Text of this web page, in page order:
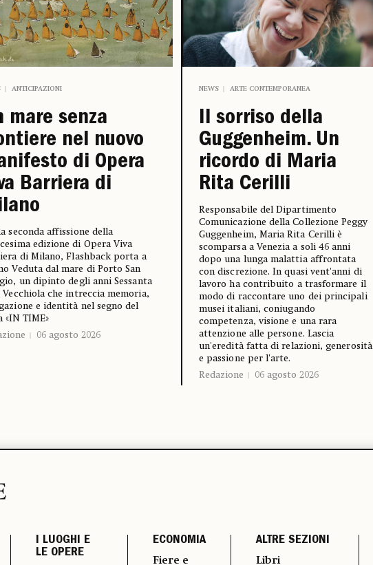
ANTICIPAZIONI
mare senza
nel nuovo
di Opera
Barriera di
seconda affissione della
edizione di Opera Viva
di Milano, Flashback porta a
Veduta dal mare di Porto San
un dipinto degli anni Sessanta
Vecchiola che intreccia memoria,
e identità nel segno del
«IN TIME»
06 agosto 2026
NEWS ARTE CONTEMPORANEA
Il sorriso della
Guggenheim. Un
ricordo di Maria
Rita Cerilli
Responsabile del Dipartimento
Comunicazione della Collezione Peggy
Guggenheim, Maria Rita Cerilli è
scomparsa a Venezia a soli 46 anni
dopo una lunga malattia affrontata
con discrezione. In quasi vent'anni di
lavoro ha contribuito a trasformare il
modo di raccontare uno dei principali
musei italiani, coniugando
competenza, visione e una rara
attenzione alle persone. Lascia
un'eredità fatta di relazioni, generosità
e passione per l'arte.
Redazione
06 agosto 2026
I LUOGHI E
LE OPERE
ECONOMIA
Fiere e
ALTRE SEZIONI
Libri